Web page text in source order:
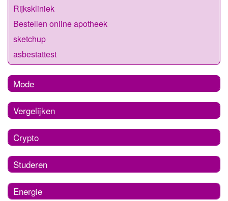
Rijkskliniek
Bestellen online apotheek
sketchup
asbestattest
Mode
Vergelijken
Crypto
Studeren
Energie